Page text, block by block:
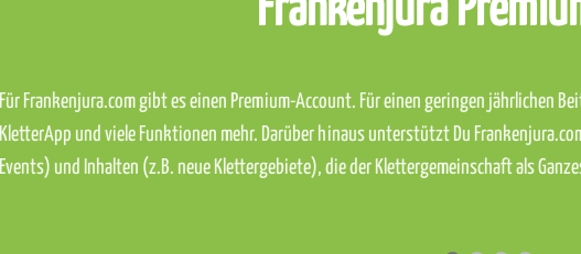
Frankenjura
Für Frankenjura.com gibt es einen Premium-Account. Für einen geringen jährlichen
KletterApp und viele Funktionen mehr. Darüber hinaus unterstützt Du
Events) und Inhalten (z.B. neue Klettergebiete), die der Klettergemeinschaft als